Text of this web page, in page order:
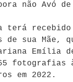
não Avó de
terá recebido
sua Mãe,
Emília
fotografias
em 2022.